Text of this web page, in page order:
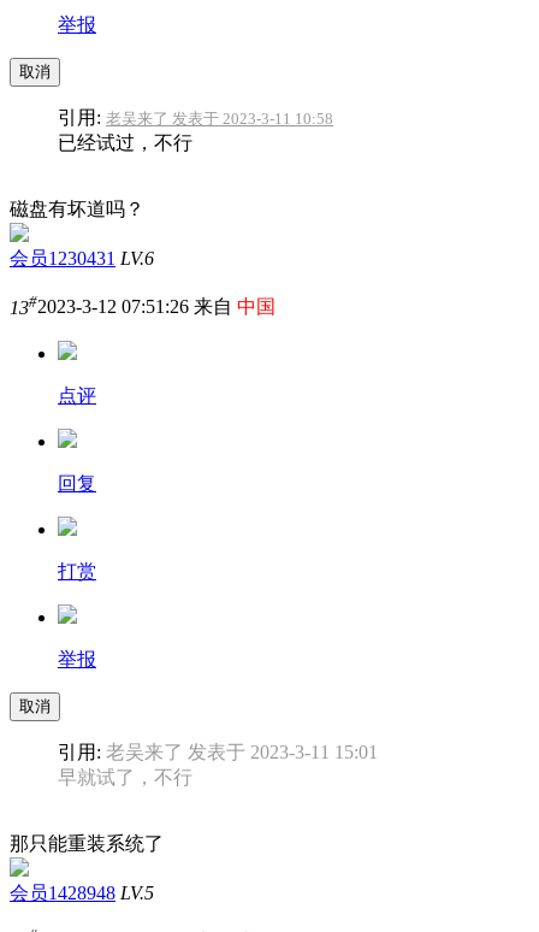
举报
取消
引用: 老吴来了 发表于 2023-3-11 10:58
已经试过，不行
磁盘有坏道吗？
会员1230431 LV.6
13#2023-3-12 07:51:26 来自 中国
点评
回复
打赏
举报
取消
引用: 老吴来了 发表于 2023-3-11 15:01
早就试了，不行
那只能重装系统了
会员1428948 LV.5